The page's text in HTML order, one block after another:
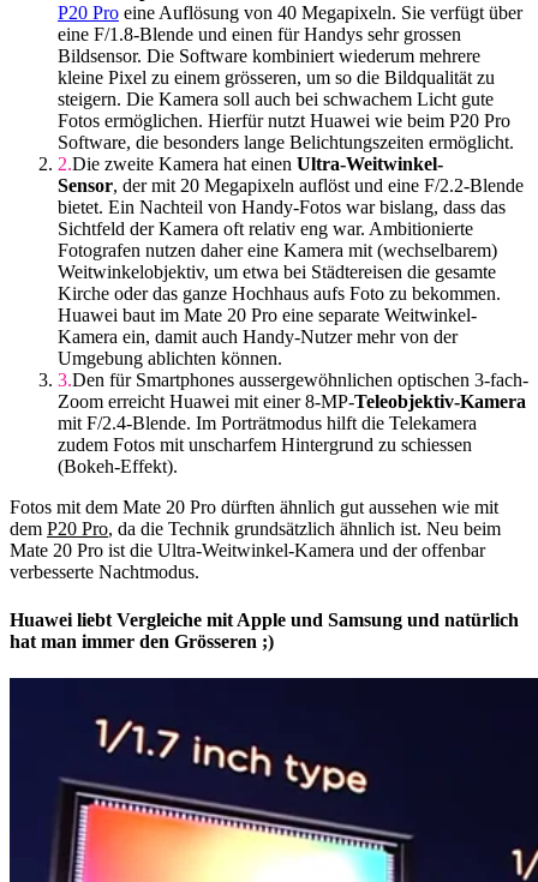
P20 Pro eine Auflösung von 40 Megapixeln. Sie verfügt über
eine F/1.8-Blende und einen für Handys sehr grossen
Bildsensor. Die Software kombiniert wiederum mehrere
kleine Pixel zu einem grösseren, um so die Bildqualität zu
steigern. Die Kamera soll auch bei schwachem Licht gute
Fotos ermöglichen. Hierfür nutzt Huawei wie beim P20 Pro
Software, die besonders lange Belichtungszeiten ermöglicht.
Die zweite Kamera hat einen Ultra-Weitwinkel-
Sensor, der mit 20 Megapixeln auflöst und eine F/2.2-Blende
bietet. Ein Nachteil von Handy-Fotos war bislang, dass das
Sichtfeld der Kamera oft relativ eng war. Ambitionierte
Fotografen nutzen daher eine Kamera mit (wechselbarem)
Weitwinkelobjektiv, um etwa bei Städtereisen die gesamte
Kirche oder das ganze Hochhaus aufs Foto zu bekommen.
Huawei baut im Mate 20 Pro eine separate Weitwinkel-
Kamera ein, damit auch Handy-Nutzer mehr von der
Umgebung ablichten können.
Den für Smartphones aussergewöhnlichen optischen 3-fach-
Zoom erreicht Huawei mit einer 8-MP-Teleobjektiv-Kamera
mit F/2.4-Blende. Im Porträtmodus hilft die Telekamera
zudem Fotos mit unscharfem Hintergrund zu schiessen
(Bokeh-Effekt).
Fotos mit dem Mate 20 Pro dürften ähnlich gut aussehen wie mit
dem P20 Pro, da die Technik grundsätzlich ähnlich ist. Neu beim
Mate 20 Pro ist die Ultra-Weitwinkel-Kamera und der offenbar
verbesserte Nachtmodus.
Huawei liebt Vergleiche mit Apple und Samsung und natürlich
hat man immer den Grösseren ;)